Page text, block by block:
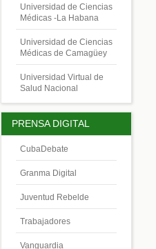
Universidad de Ciencias
Médicas -La Habana
Universidad de Ciencias
Médicas de Camagüey
Universidad Virtual de
Salud Nacional
PRENSA DIGITAL
CubaDebate
Granma Digital
Juventud Rebelde
Trabajadores
Vanguardia